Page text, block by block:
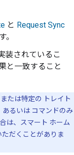
と Request Sync
装されているこ
と一致すること
たは特定の トレイト
あるいは コマンドのみ
は、スマート ホーム
だくことがありま